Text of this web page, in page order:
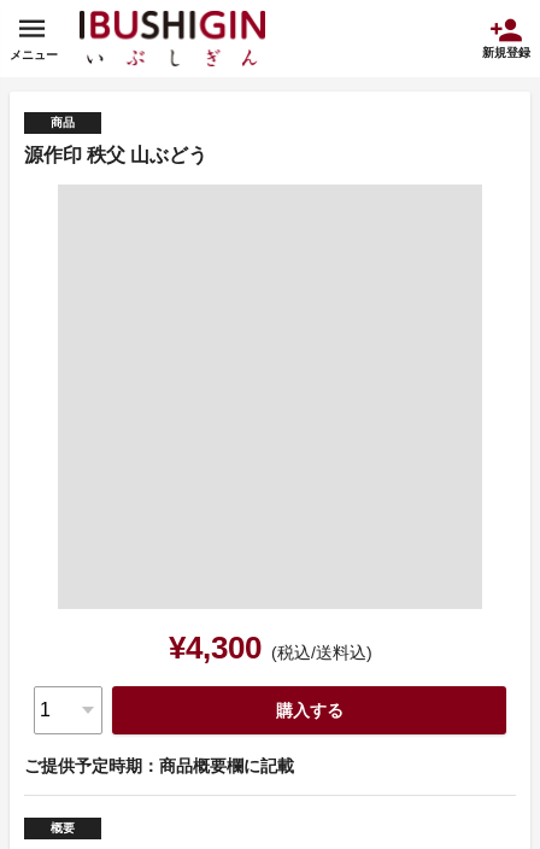
メニュー 新規登録
商品
源作印 秩父 山ぶどう
¥4,300 (税込/送料込)
購入する
ご提供予定時期：商品概要欄に記載
概要